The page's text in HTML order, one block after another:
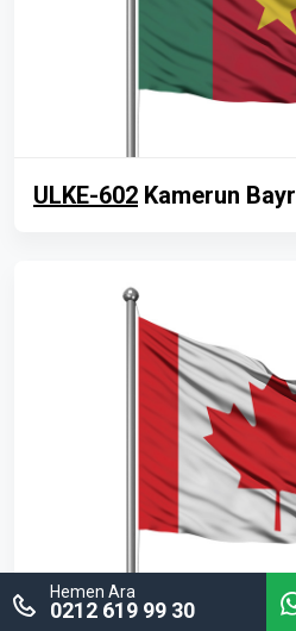
ULKE-602 Kamerun
Hemen Ara
0212 619 99 30